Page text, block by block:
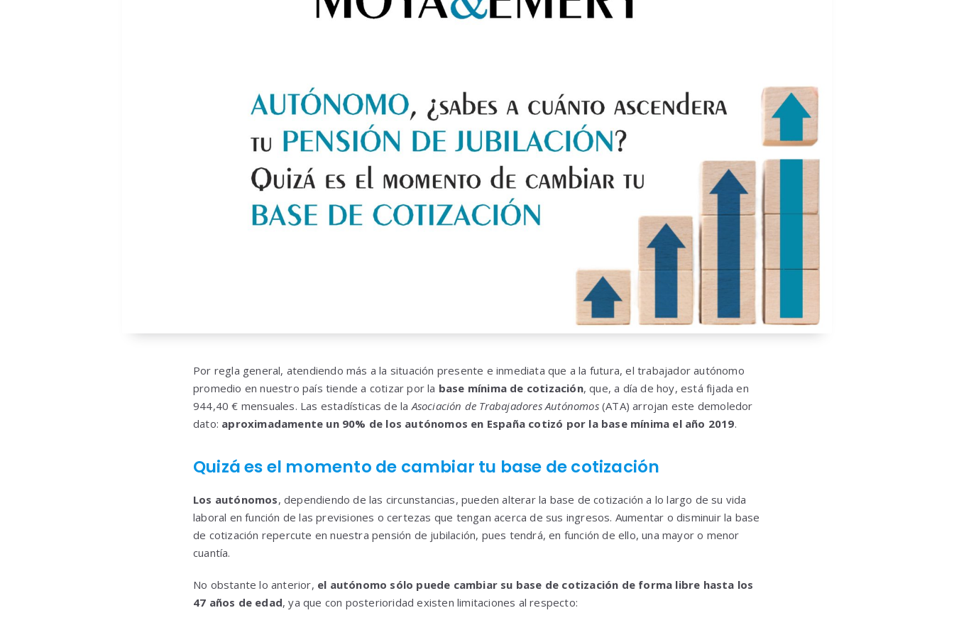
Por regla general, atendiendo más a la situación presente e inmediata que a la futura, el trabajador autónomo
promedio en nuestro país tiende a cotizar por la base mínima de cotización, que, a día de hoy, está fijada en
944,40 € mensuales. Las estadísticas de laAsociación de Trabajadores Autónomos(ATA) arrojan este demoledor
dato: aproximadamente un 90% de los autónomos en España cotizó por la base mínima el año 2019.
Quizá es el momento de cambiar tu base de cotización
Los autónomos, dependiendo de las circunstancias, pueden alterar la base de cotización a lo largo de su vida
laboral en función de las previsiones o certezas que tengan acerca de sus ingresos. Aumentar o disminuir la base
de cotización repercute en nuestra pensión de jubilación, pues tendrá, en función de ello, una mayor o menor
cuantía.
No obstante lo anterior, el autónomo sólo puede cambiar su base de cotización de forma libre hasta los
47 años de edad, ya que con posterioridad existen limitaciones al respecto: